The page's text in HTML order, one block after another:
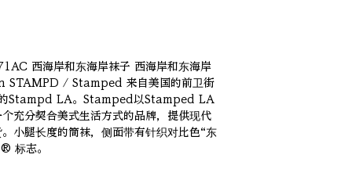
西海岸和东海岸袜子 西海岸和东海岸
/ Stamped 来自美国的前卫街
的Stampd LA。Stamped以Stamped LA
充分契合美式生活方式的品牌，提供现代
小腿长度的筒袜，侧面带有针织对比色“东
标志。